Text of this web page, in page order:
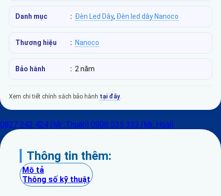
Danh mục : Đèn Led Dây, Đèn led dây Nanoco
Thương hiệu : Nanoco
Bảo hành : 2 năm
Xem chi tiết chính sách bảo hành tại đây.
0827 242 424 (Mr. Thuận) 0908 535 353 (Mr. Hoài)
Thông tin thêm:
Mô tả
Thông số kỹ thuật